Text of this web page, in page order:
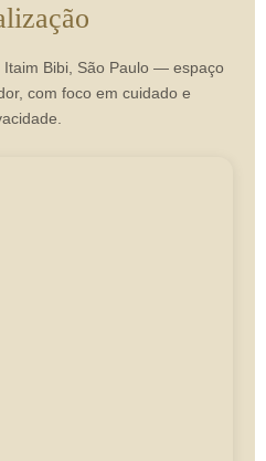
Bibi, São Paulo — espaço
com foco em cuidado e